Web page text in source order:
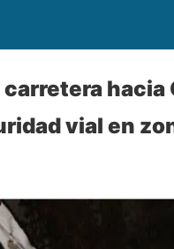
hacia
vial en